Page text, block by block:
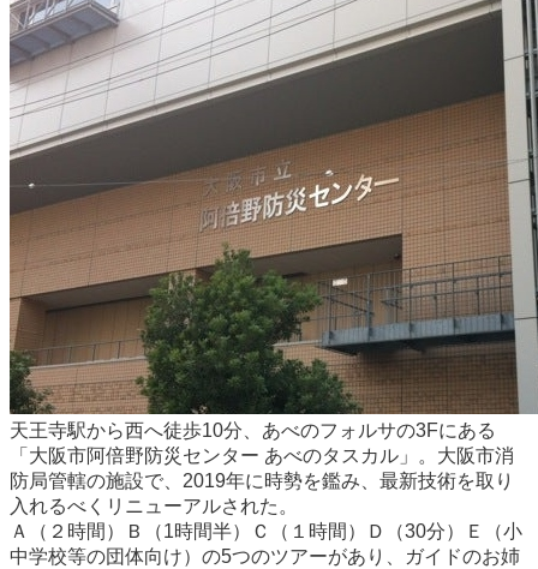
天王寺駅から西へ徒歩10分、あべのフォルサの3Fにある
「大阪市阿倍野防災センター あべのタスカル」。大阪市消
防局管轄の施設で、2019年に時勢を鑑み、最新技術を取り
入れるべくリニューアルされた。
Ａ（２時間）Ｂ（1時間半）Ｃ（１時間）Ｄ（30分）Ｅ（小
中学校等の団体向け）の5つのツアーがあり、ガイドのお姉